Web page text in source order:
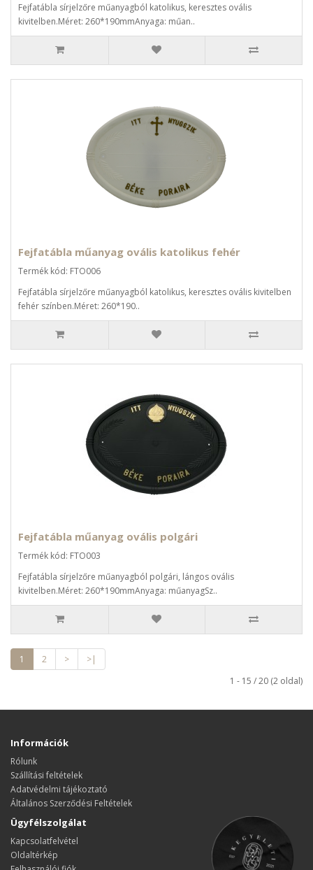
Fejfatábla sírjelzőre műanyagból katolikus, keresztes ovális
kivitelben.Méret: 260*190mmAnyaga: műan..
Fejfatábla műanyag ovális katolikus fehér
Termék kód: FTO006
Fejfatábla sírjelzőre műanyagból katolikus, keresztes ovális kivitelben
fehér színben.Méret: 260*190..
Fejfatábla műanyag ovális polgári
Termék kód: FTO003
Fejfatábla sírjelzőre műanyagból polgári, lángos ovális
kivitelben.Méret: 260*190mmAnyaga: műanyagSz..
1 2 >
>|
1 - 15 / 20 (2 oldal)
Információk
Rólunk
Szállítási feltételek
Adatvédelmi tájékoztató
Általános Szerződési Feltételek
Ügyfélszolgálat
Kapcsolatfelvétel
Oldaltérkép